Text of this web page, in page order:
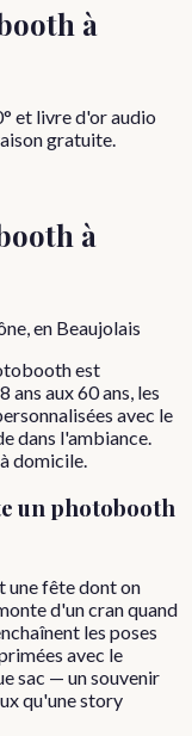
à
et livre d'or audio
gratuite.
à
en Beaujolais
est
ans aux 60 ans, les
avec le
dans l'ambiance.
domicile.
un photobooth
une fête dont on
d'un cran quand
les poses
avec le
sac — un souvenir
qu'une story